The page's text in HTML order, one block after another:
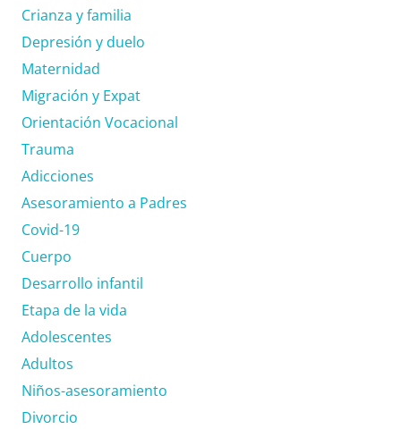
Crianza y familia
Depresión y duelo
Maternidad
Migración y Expat
Orientación Vocacional
Trauma
Adicciones
Asesoramiento a Padres
Covid-19
Cuerpo
Desarrollo infantil
Etapa de la vida
Adolescentes
Adultos
Niños-asesoramiento
Divorcio